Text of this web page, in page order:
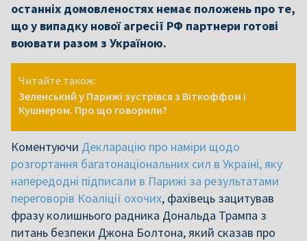
останніх домовленостях немає положень про те,
що у випадку нової агресії РФ партнери готові
воювати разом з Україною.
Читайте також:
Зеленський у Парижі зустрівся з Віткоффом і
Кушнером. Про що говорили?
Коментуючи Декларацію про наміри щодо
розгортання багатонаціональних сил в Україні, яку
напередодні підписали в Парижі за результатами
переговорів Коаліції охочих, фахівець зацитував
фразу колишнього радника Дональда Трампа з
питань безпеки Джона Болтона, який сказав про